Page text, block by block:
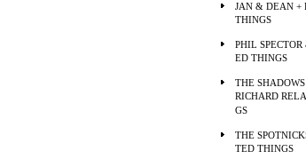
JAN & DEAN +
THINGS
PHIL
ED THINGS
THE
RICHARD
GS
THE
TED THINGS